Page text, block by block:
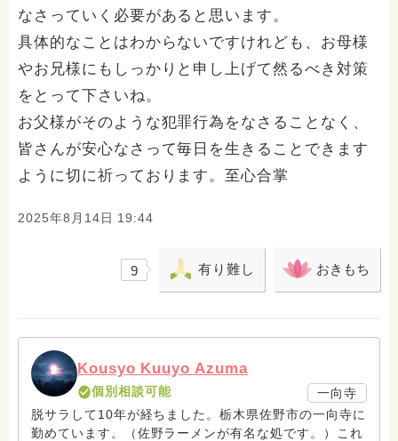
なさっていく必要があると思います。
具体的なことはわからないですけれども、お母様
やお兄様にもしっかりと申し上げて然るべき対策
をとって下さいね。
お父様がそのような犯罪行為をなさることなく、
皆さんが安心なさって毎日を生きることできます
ように切に祈っております。至心合掌
2025年8月14日 19:44
9 有り難し おきもち
Kousyo Kuuyo Azuma
個別相談可能
一向寺
脱サラして10年が経ちました。栃木県佐野市の一向寺に
勤めています。（佐野ラーメンが有名な処です。）これ